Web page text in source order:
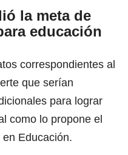
la meta de
educación
correspondientes al
que serían
para lograr
como lo propone el
Educación.